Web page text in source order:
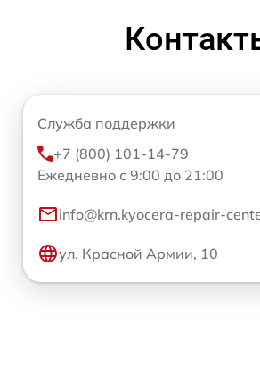
Служба поддержки
+7 (800) 101-14-79
Ежедневно с 9:00 до 21:00
info@krn.kyocera-repair-
ул. Красной Армии, 10